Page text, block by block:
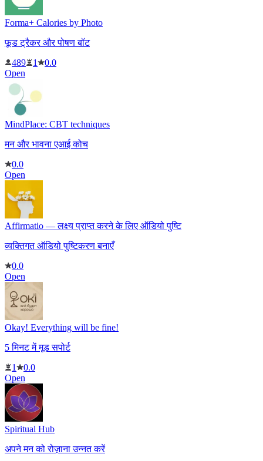
Forma+ Calories by Photo
फूड ट्रैकर और पोषण बॉट
489
1
0.0
Open
MindPlace: CBT techniques
मन और भावना एआई कोच
0.0
Open
Affirmatio — लक्ष्य प्राप्त करने के लिए ऑडियो पुष्टि
व्यक्तिगत ऑडियो पुष्टिकरण बनाएँ
0.0
Open
Okay! Everything will be fine!
5 मिनट में मूड सपोर्ट
1
0.0
Open
Spiritual Hub
अपने मन को रोज़ाना उन्नत करें